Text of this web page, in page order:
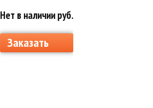
Нет в наличии руб.
Заказать